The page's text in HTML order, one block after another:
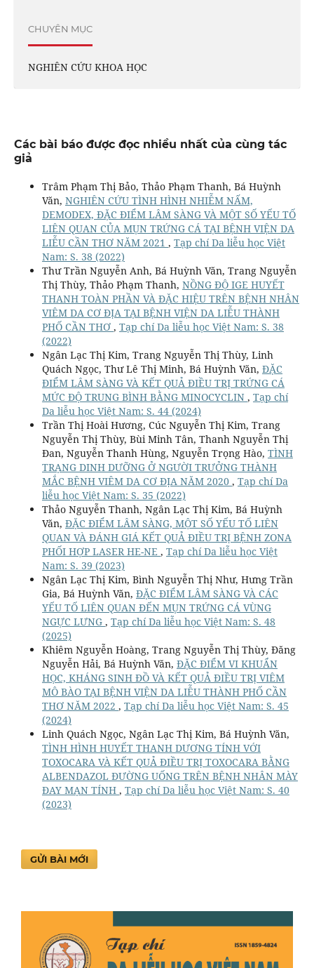
CHUYÊN MỤC
NGHIÊN CỨU KHOA HỌC
Các bài báo được đọc nhiều nhất của cùng tác
giả
Trâm Phạm Thị Bảo, Thảo Phạm Thanh, Bá Huỳnh
Văn, NGHIÊN CỨU TÌNH HÌNH NHIỄM NẤM,
DEMODEX, ĐẶC ĐIỂM LÂM SÀNG VÀ MỘT SỐ YẾU TỐ
LIÊN QUAN CỦA MỤN TRỨNG CÁ TẠI BỆNH VIỆN DA
LIỄU CẦN THƠ NĂM 2021 , Tạp chí Da liễu học Việt
Nam: S. 38 (2022)
Thư Trần Nguyễn Anh, Bá Huỳnh Văn, Trang Nguyễn
Thị Thùy, Thảo Phạm Thanh, NỒNG ĐỘ IGE HUYẾT
THANH TOÀN PHẦN VÀ ĐẶC HIỆU TRÊN BỆNH NHÂN
VIÊM DA CƠ ĐỊA TẠI BỆNH VIỆN DA LIỄU THÀNH
PHỐ CẦN THƠ , Tạp chí Da liễu học Việt Nam: S. 38
(2022)
Ngân Lạc Thị Kim, Trang Nguyễn Thị Thùy, Linh
Quách Ngọc, Thư Lê Thị Minh, Bá Huỳnh Văn, ĐẶC
ĐIỂM LÂM SÀNG VÀ KẾT QUẢ ĐIỀU TRỊ TRỨNG CÁ
MỨC ĐỘ TRUNG BÌNH BẰNG MINOCYCLIN , Tạp chí
Da liễu học Việt Nam: S. 44 (2024)
Trần Thị Hoài Hương, Cúc Nguyễn Thị Kim, Trang
Nguyễn Thị Thùy, Bùi Minh Tân, Thanh Nguyễn Thị
Đan, Nguyễn Thanh Hùng, Nguyễn Trọng Hào, TÌNH
TRẠNG DINH DƯỠNG Ở NGƯỜI TRƯỞNG THÀNH
MẮC BỆNH VIÊM DA CƠ ĐỊA NĂM 2020 , Tạp chí Da
liễu học Việt Nam: S. 35 (2022)
Thảo Nguyễn Thanh, Ngân Lạc Thị Kim, Bá Huỳnh
Văn, ĐẶC ĐIỂM LÂM SÀNG, MỘT SỐ YẾU TỐ LIÊN
QUAN VÀ ĐÁNH GIÁ KẾT QUẢ ĐIỀU TRỊ BỆNH ZONA
PHỐI HỢP LASER HE-NE , Tạp chí Da liễu học Việt
Nam: S. 39 (2023)
Ngân Lạc Thị Kim, Bình Nguyễn Thị Như, Hưng Trần
Gia, Bá Huỳnh Văn, ĐẶC ĐIỂM LÂM SÀNG VÀ CÁC
YẾU TỐ LIÊN QUAN ĐẾN MỤN TRỨNG CÁ VÙNG
NGỰC LƯNG , Tạp chí Da liễu học Việt Nam: S. 48
(2025)
Khiêm Nguyễn Hoàng, Trang Nguyễn Thị Thùy, Đăng
Nguyễn Hải, Bá Huỳnh Văn, ĐẶC ĐIỂM VI KHUẨN
HỌC, KHÁNG SINH ĐỒ VÀ KẾT QUẢ ĐIỀU TRỊ VIÊM
MÔ BÀO TẠI BỆNH VIỆN DA LIỄU THÀNH PHỐ CẦN
THƠ NĂM 2022 , Tạp chí Da liễu học Việt Nam: S. 45
(2024)
Linh Quách Ngọc, Ngân Lạc Thị Kim, Bá Huỳnh Văn,
TÌNH HÌNH HUYẾT THANH DƯƠNG TÍNH VỚI
TOXOCARA VÀ KẾT QUẢ ĐIỀU TRỊ TOXOCARA BẰNG
ALBENDAZOL ĐƯỜNG UỐNG TRÊN BỆNH NHÂN MÀY
ĐAY MẠN TÍNH , Tạp chí Da liễu học Việt Nam: S. 40
(2023)
GỬI BÀI MỚI